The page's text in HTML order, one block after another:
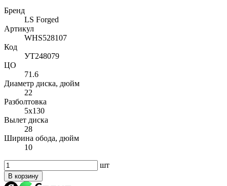
Бренд
LS Forged
Артикул
WHS528107
Код
УТ248079
ЦО
71.6
Диаметр диска, дюйм
22
Разболтовка
5x130
Вылет диска
28
Ширина обода, дюйм
10
шт
В корзину